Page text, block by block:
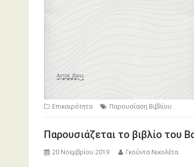
Επικαιρότητα Παρουσίαση Βιβλίου
Παρουσιάζεται το βιβλίο του
20 Νοεμβρίου 2019 Γκούντα Νικολέτα